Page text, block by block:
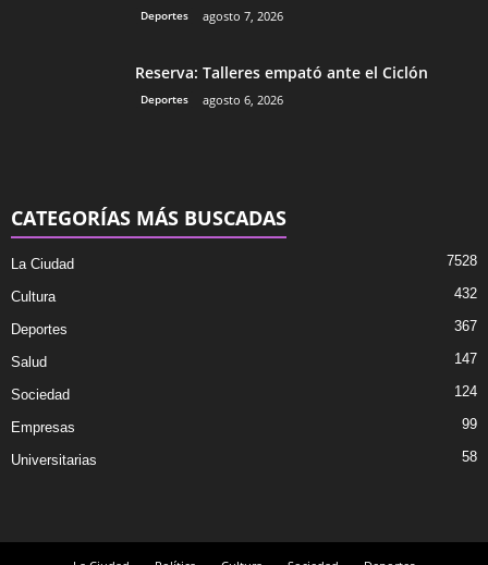
Deportes agosto 7, 2026
Reserva: Talleres empató ante el Ciclón
Deportes agosto 6, 2026
CATEGORÍAS MÁS BUSCADAS
La Ciudad 7528
Cultura 432
Deportes 367
Salud 147
Sociedad 124
Empresas 99
Universitarias 58